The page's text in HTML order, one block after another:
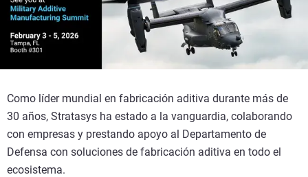
Como líder mundial en fabricación aditiva durante más de
30 años, Stratasys ha estado a la vanguardia, colaborando
con empresas y prestando apoyo al Departamento de
Defensa con soluciones de fabricación aditiva en todo el
ecosistema.